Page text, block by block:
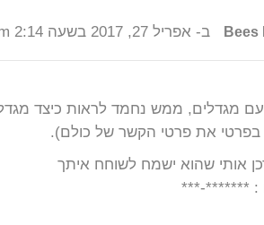
Bees ב- אפריל 27, 2017 בשעה 2:14 pm
מגדלים, ממש נחמד לראות כיצד
את פרטי הקשר של כולם).
אותי שהוא ישמח לשוחח איתך
: *******-***